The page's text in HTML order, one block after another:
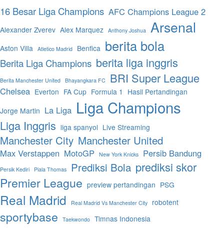
16 Besar Liga Champions AFC Champions League 2
Alexander Zverev Alex Marquez Anthony Joshua Arsenal
Aston Villa Atletico Madrid Benfica berita bola
Berita Liga Champions berita liga inggris
Berita Manchester United Bhayangkara FC BRI Super League
Chelsea Everton FA Cup Formula 1
Hasil Pertandingan
Jorge Martin La Liga Liga Champions
Liga Inggris liga spanyol Live Streaming
Manchester City Manchester United
Max Verstappen MotoGP New York Knicks Persib Bandung
Persik Kediri Piala Thomas Prediksi Bola prediksi skor
Premier League preview pertandingan PSG
Real Madrid Real Madrid Vs Manchester City robotent
sportybase Taekwondo Timnas Indonesia